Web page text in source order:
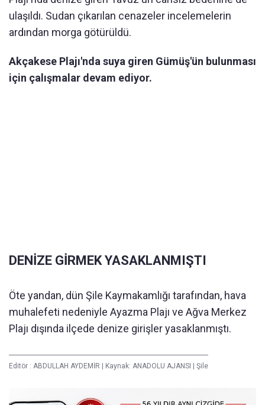
ulaşıldı. Sudan çıkarılan cenazeler incelemelerin
ardından morga götürüldü.
Akçakese Plajı'nda suya giren Gümüş'ün bulunması
için çalışmalar devam ediyor.
DENİZE GİRMEK YASAKLANMIŞTI
Öte yandan, dün Şile Kaymakamlığı tarafından, hava
muhalefeti nedeniyle Ayazma Plajı ve Ağva Merkez
Plajı dışında ilçede denize girişler yasaklanmıştı.
Editör : ABDULLAH AYDEMİR Kaynak: ANADOLU AJANSI Şile